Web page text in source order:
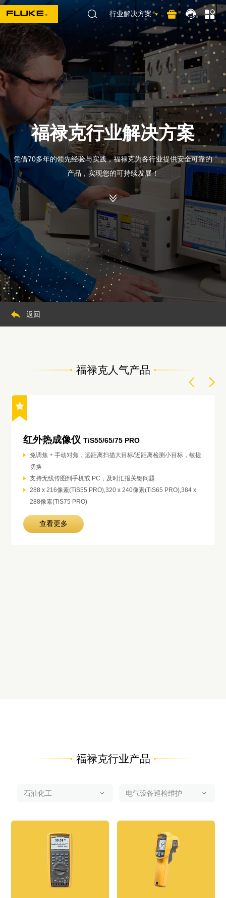
行业解决方案
福禄克行业解决方案
凭借70多年的领先经验与实践，福禄克为各行业提供安全可靠的
产品，实现您的可持续发展！
返回
福禄克人气产品
红外热成像仪 TiS55/65/75 PRO
免调焦 + 手动对焦，远距离扫描大目标/近距离检测小目标，敏捷
切换
支持无线传图到手机或 PC，及时汇报关键问题
288 x 216像素(TiS55 PRO),320 x 240像素(TiS65 PRO),384 x
288像素(TiS75 PRO)
查看更多
福禄克行业产品